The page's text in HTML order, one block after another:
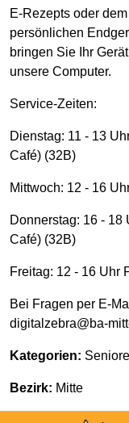
E-Rezepts oder
persönlichen
bringen Sie Ihr
unsere Computer.
Service-Zeiten:
Dienstag: 11 - 13
Café) (32B)
Mittwoch: 12 - 16
Donnerstag: 16 - 18
Café) (32B)
Freitag: 12 - 16 Uhr
Bei Fragen per E-
digitalzebra@ba-
Kategorien:
Bezirk: Mitte